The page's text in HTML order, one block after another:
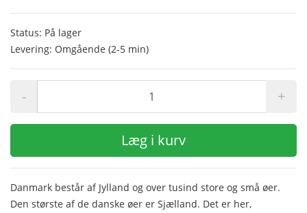
Status: På lager
Levering: Omgående (2-5 min)
- +
Læg i kurv
Danmark består af Jylland og over tusind store og små øer.
Den største af de danske øer er Sjælland. Det er her,